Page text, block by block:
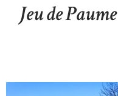
Jeu de Paume